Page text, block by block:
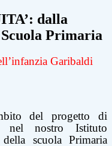
dalla
Primaria
Garibaldi
del progetto di
nostro Istituto
scuola Primaria